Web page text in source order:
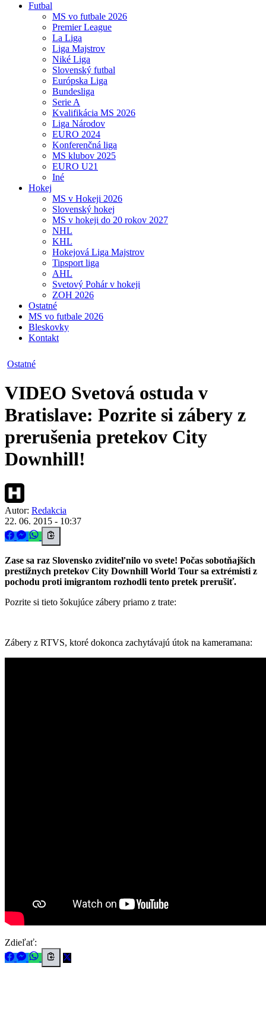
Futbal
MS vo futbale 2026
Premier League
La Liga
Liga Majstrov
Niké Liga
Slovenský futbal
Európska Liga
Bundesliga
Serie A
Kvalifikácia MS 2026
Liga Národov
EURO 2024
Konferenčná liga
MS klubov 2025
EURO U21
Iné
Hokej
MS v Hokeji 2026
Slovenský hokej
MS v hokeji do 20 rokov 2027
NHL
KHL
Hokejová Liga Majstrov
Tipsport liga
AHL
Svetový Pohár v hokeji
ZOH 2026
Ostatné
MS vo futbale 2026
Bleskovky
Kontakt
Ostatné
VIDEO Svetová ostuda v
Bratislave: Pozrite si zábery z
prerušenia pretekov City
Downhill!
Autor: Redakcia
22. 06. 2015 - 10:37
Zase sa raz Slovensko zviditeľnilo vo svete! Počas sobotňajších
prestížnych pretekov City Downhill World Tour sa extrémisti z
pochodu proti imigrantom rozhodli tento pretek prerušiť.
Pozrite si tieto šokujúce zábery priamo z trate:
Zábery z RTVS, ktoré dokonca zachytávajú útok na kameramana:
Zdieľať: